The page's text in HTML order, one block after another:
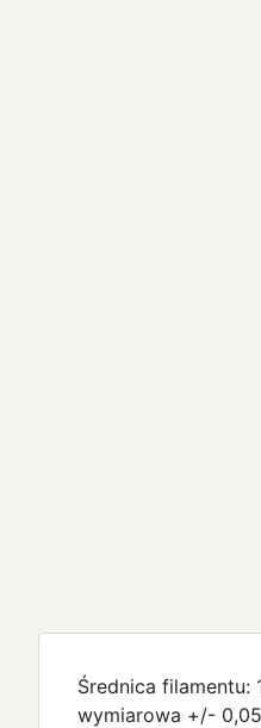
Średnica filamentu:
wymiarowa +/-